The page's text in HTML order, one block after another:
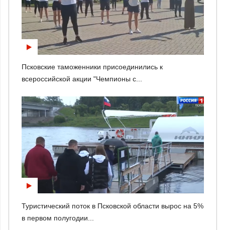
Псковские таможенники присоединились к
всероссийской акции "Чемпионы с...
Туристический поток в Псковской области вырос на 5%
в первом полугодии...